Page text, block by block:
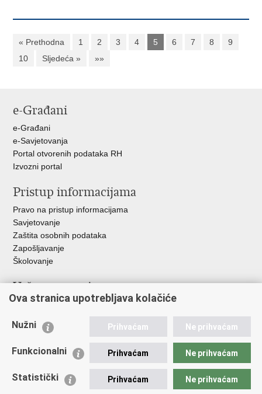
« Prethodna 1 2 3 4 5 6 7 8
9
10
Sljedeća » »»
e-Građani
e-Građani
e-Savjetovanja
Portal otvorenih podataka RH
Izvozni portal
Pristup informacijama
Pravo na pristup informacijama
Savjetovanje
Zaštita osobnih podataka
Zapošljavanje
Školovanje
Važne poveznice
Ministarstvo unutarnjih poslova
Udruge
Policijska akademija
Zaklada policijske solidarnosti
Ova stranica upotrebljava kolačiće
Nužni Prihvaćam Ne prihvaćam
Funkcionalni Prihvaćam Ne prihvaćam
Statistički Prihvaćam Ne prihvaćam